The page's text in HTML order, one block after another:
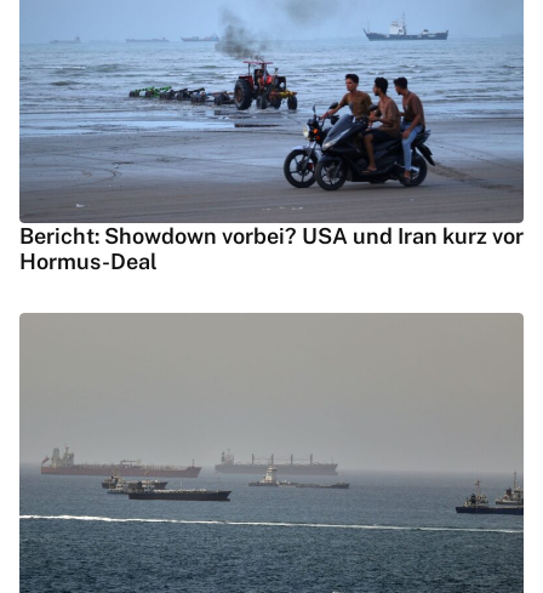
Bericht: Showdown vorbei? USA und Iran kurz vor
Hormus-Deal